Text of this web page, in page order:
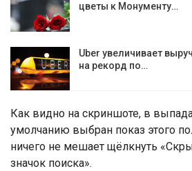
цветы к Монументу…
Uber увеличивает
на рекорд по…
Как видно на скриншоте, в
умолчанию выбран показ этого
ничего не мешает щёлкнуть
значок поиска».